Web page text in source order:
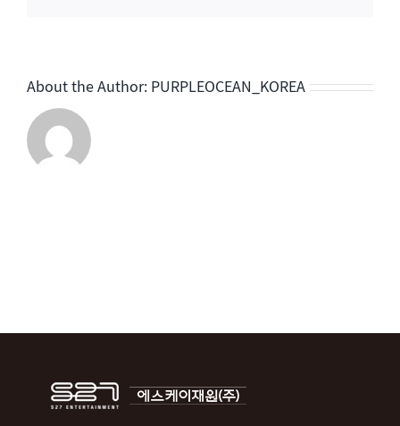
About the Author: PURPLEOCEAN_KOREA